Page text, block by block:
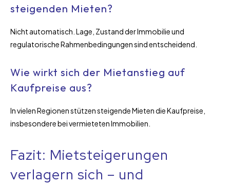
steigenden Mieten?
Nicht automatisch. Lage, Zustand der Immobilie und
regulatorische Rahmenbedingungen sind entscheidend.
Wie wirkt sich der Mietanstieg auf
Kaufpreise aus?
In vielen Regionen stützen steigende Mieten die Kaufpreise,
insbesondere bei vermieteten Immobilien.
Fazit: Mietsteigerungen
verlagern sich – und